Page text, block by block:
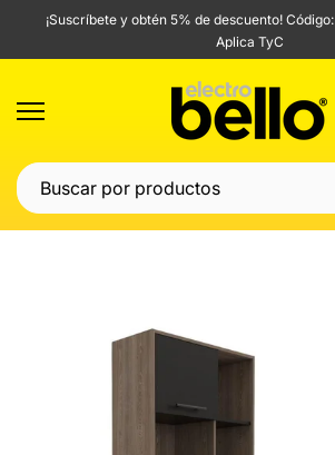
Saltar¡Suscríbete y obtén 5% de descuento! Código:
Aplica TyC